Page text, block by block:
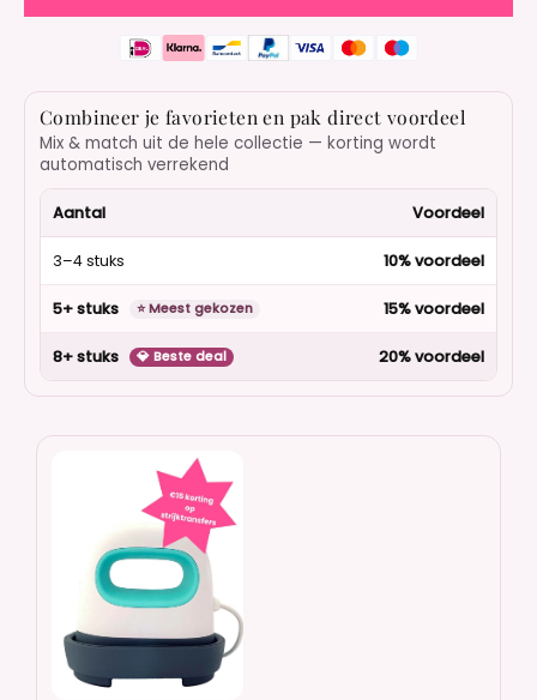
Combineer je favorieten en pak direct voordeel
Mix & match uit de hele collectie — korting wordt
automatisch verrekend
Aantal Voordeel
3–4 stuks 10% voordeel
5+ stuks ⭐ Meest gekozen 15% voordeel
8+ stuks 💎 Beste deal 20% voordeel